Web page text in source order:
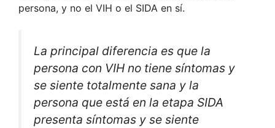
persona, y no el VIH o el SIDA en sí.
La principal diferencia es que la
persona con VIH no tiene síntomas y
se siente totalmente sana y la
persona que está en la etapa SIDA
presenta síntomas y se siente